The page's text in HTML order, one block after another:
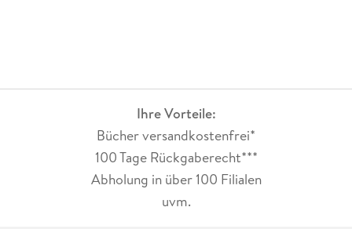
Ihre Vorteile:
Bücher versandkostenfrei*
100 Tage Rückgaberecht***
Abholung in über 100 Filialen
uvm.